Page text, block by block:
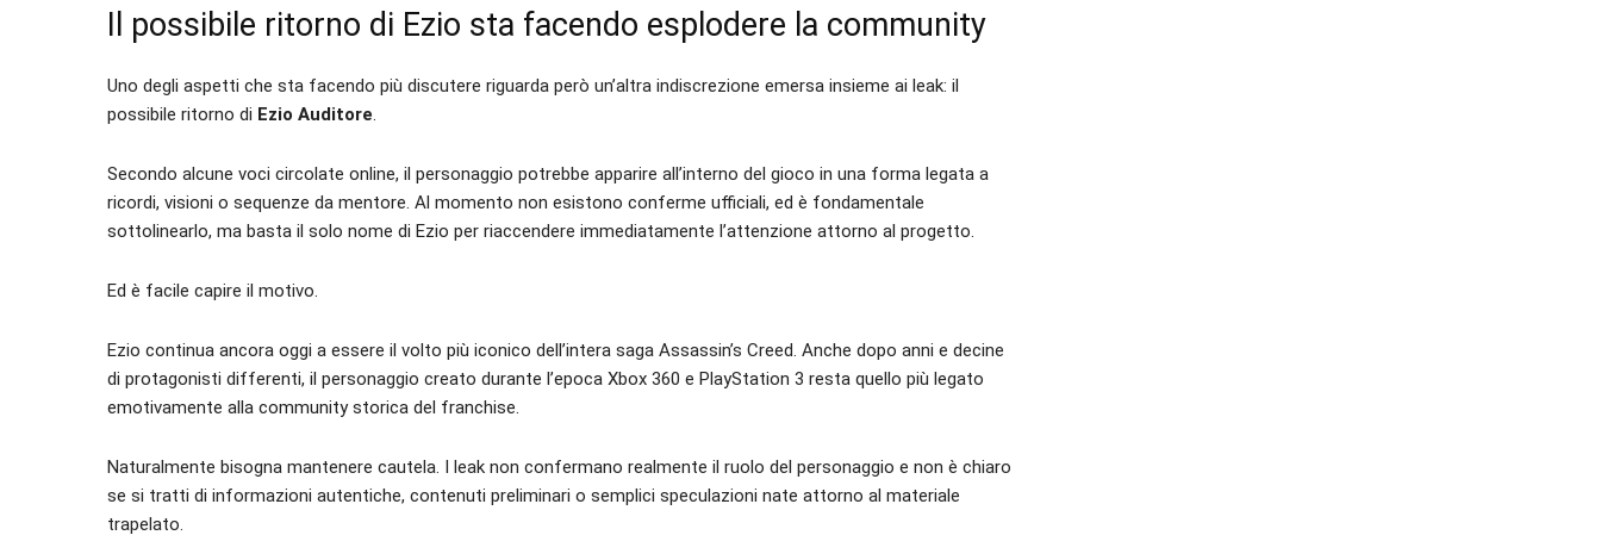
Il possibile ritorno di Ezio sta facendo esplodere la community
Uno degli aspetti che sta facendo più discutere riguarda però un’altra indiscrezione emersa insieme ai leak: il
possibile ritorno di Ezio Auditore.
Secondo alcune voci circolate online, il personaggio potrebbe apparire all’interno del gioco in una forma legata a
ricordi, visioni o sequenze da mentore. Al momento non esistono conferme ufficiali, ed è fondamentale
sottolinearlo, ma basta il solo nome di Ezio per riaccendere immediatamente l’attenzione attorno al progetto.
Ed è facile capire il motivo.
Ezio continua ancora oggi a essere il volto più iconico dell’intera saga Assassin’s Creed. Anche dopo anni e decine
di protagonisti differenti, il personaggio creato durante l’epoca Xbox 360 e PlayStation 3 resta quello più legato
emotivamente alla community storica del franchise.
Naturalmente bisogna mantenere cautela. I leak non confermano realmente il ruolo del personaggio e non è chiaro
se si tratti di informazioni autentiche, contenuti preliminari o semplici speculazioni nate attorno al materiale
trapelato.